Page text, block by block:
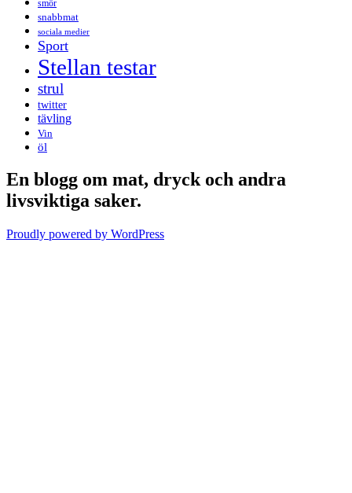
smör
snabbmat
sociala medier
Sport
Stellan testar
strul
twitter
tävling
Vin
öl
En blogg om mat, dryck och andra
livsviktiga saker.
Proudly powered by WordPress